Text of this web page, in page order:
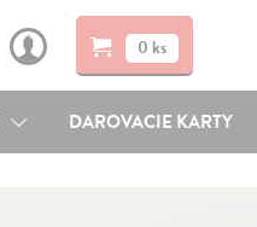
0 ks
DAROVACIE KARTY